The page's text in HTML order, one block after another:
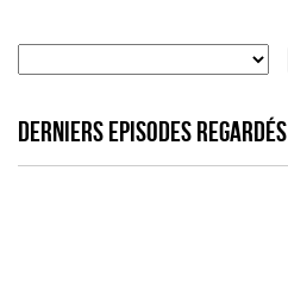
DERNIERS EPISODES REGARDÉS